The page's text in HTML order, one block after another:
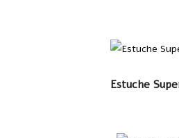
LEER
Estuche